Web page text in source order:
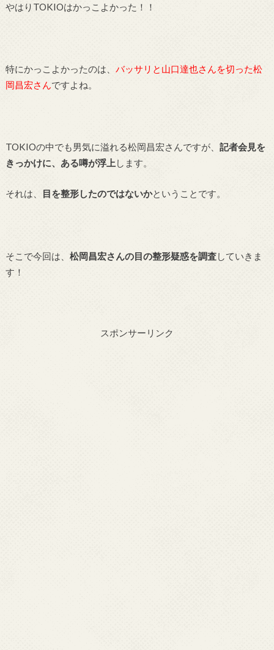
やはりTOKIOはかっこよかった！！
特にかっこよかったのは、 バッサリと山口達也さんを切った松
岡昌宏さんですよね。
TOKIOの中でも男気に溢れる松岡昌宏さんですが、 記者会見を
きっかけに、ある噂が浮上 します。
それは、 目を整形したのではないかということです。
そこで今回は、 松岡昌宏さんの目の整形疑惑を調査していきま
す！
スポンサーリンク